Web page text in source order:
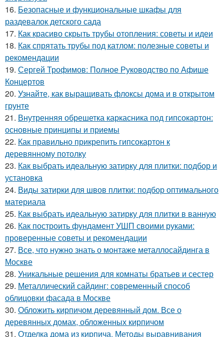
16. Безопасные и функциональные шкафы для
раздевалок детского сада
17. Как красиво скрыть трубы отопления: советы и идеи
18. Как спрятать трубы под катлом: полезные советы и
рекомендации
19. Сергей Трофимов: Полное Руководство по Афише
Концертов
20. Узнайте, как выращивать флоксы дома и в открытом
грунте
21. Внутренняя обрешетка каркасника под гипсокартон:
основные принципы и приемы
22. Как правильно прикрепить гипсокартон к
деревянному потолку
23. Как выбрать идеальную затирку для плитки: подбор и
установка
24. Виды затирки для швов плитки: подбор оптимального
материала
25. Как выбрать идеальную затирку для плитки в ванную
26. Как построить фундамент УШП своими руками:
проверенные советы и рекомендации
27. Все, что нужно знать о монтаже металлосайдинга в
Москве
28. Уникальные решения для комнаты братьев и сестер
29. Металлический сайдинг: современный способ
облицовки фасада в Москве
30. Обложить кирпичом деревянный дом. Все о
деревянных домах, обложенных кирпичом
31. Отделка дома из кирпича. Методы выравнивания